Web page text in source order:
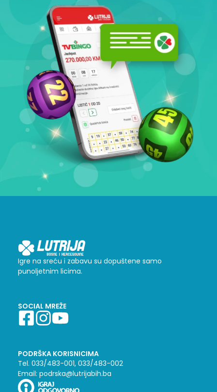
Igre na sreću i zabavu su dopuštene samo
punoljetnim licima.
SOCIAL MREŽE
PODRŠKA KORISNICIMA
Tel. 033/483-001, 033/483-002
Email: podrska@lutrijabih.ba